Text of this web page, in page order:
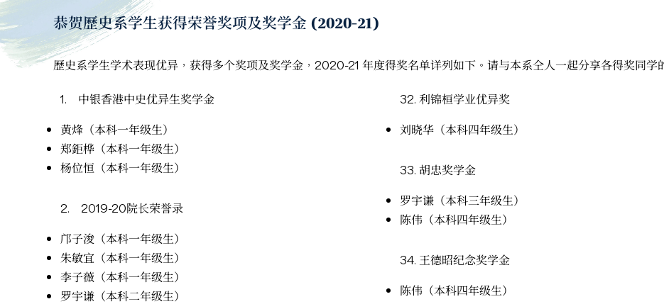
恭贺歷史系学生获得荣誉奖项及奖学金 (2020-21)
歷史系学生学术表现优异，获得多个奖项及奖学金，2020-21 年度得奖名单详列如下。请与本系仝人一起分享各得奖同学
1.
中银香港中史优异生奖学金
黄烽（本科一年级生）
郑鉅桦（本科一年级生）
杨位恒（本科一年级生）
2.
2019-20院长荣誉录
邝子浚（本科一年级生）
朱敏宜（本科一年级生）
李子薇（本科一年级生）
罗宇谦（本科二年级生）
32. 利锦桓学业优异奖
刘晓华（本科四年级生）
33. 胡忠奖学金
罗宇谦（本科三年级生）
陈伟（本科四年级生）
34. 王德昭纪念奖学金
陈伟（本科四年级生）